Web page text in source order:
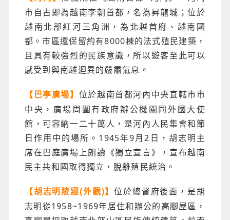
市自古即為越南李朝首都，名為昇龍城；位於
越南北部紅河三角洲，為北越首府、越南國
都。市區還保留約有8000棟的法式殖民建築，
且具有較強烈的民族意識，所以遊客至此可以
感受到與南越迴異的嚴肅氣息。
【巴亭廣場】 位於越南首都河內中央直轄市市
中央，廣場周圍有政府辦公機關同外國大使
館，可容納一二十萬人，是河內人民集會和節
日作用中的場所。1945年9月2日，胡志明主
席在巴庭廣場上朗讀《獨立宣言》，宣布越南
民主共和國取得獨立，脫離殖民統治。
【胡志明陵寢(外觀)】位於總督府後面，是胡
志明從1958~1969年居住和辦公的高腳屋區，